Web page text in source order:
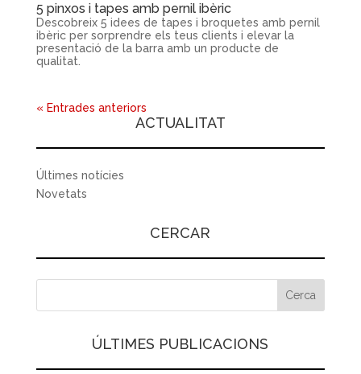
5 pinxos i tapes amb pernil ibèric
Descobreix 5 idees de tapes i broquetes amb pernil
ibèric per sorprendre els teus clients i elevar la
presentació de la barra amb un producte de
qualitat.
« Entrades anteriors
ACTUALITAT
Últimes notícies
Novetats
CERCAR
ÚLTIMES PUBLICACIONS